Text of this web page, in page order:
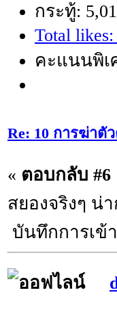
กระทู้:
Total likes:
คะแนนพิเ
Re: 10 การฆ่าตั
« ตอบกลับ #6
สยองจริงๆ น่
บันทึกการเข้า